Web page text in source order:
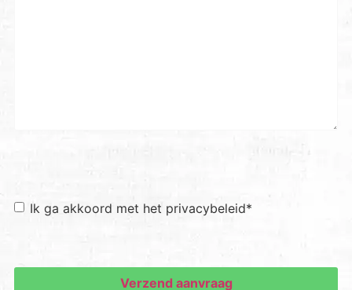
Toestemming*
Ik ga akkoord met het privacybeleid*